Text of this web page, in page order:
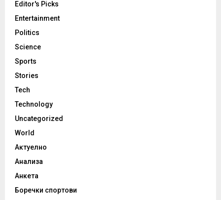
Editor's Picks
Entertainment
Politics
Science
Sports
Stories
Tech
Technology
Uncategorized
World
Актуелно
Анализа
Анкета
Боречки спортови